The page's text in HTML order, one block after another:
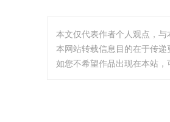
本文仅代表作者个人观点，
本网站转载信息目的在于传
如您不希望作品出现在本站